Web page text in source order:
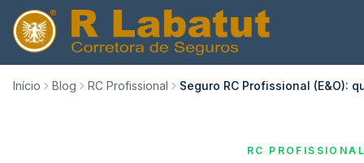
Início Blog RC Profissional Seguro RC Profissional (E&O):
RC